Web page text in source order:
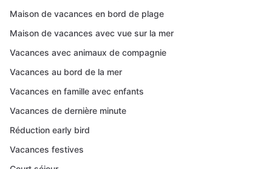
Maison de vacances en bord de plage
Maison de vacances avec vue sur la mer
Vacances avec animaux de compagnie
Vacances au bord de la mer
Vacances en famille avec enfants
Vacances de dernière minute
Réduction early bird
Vacances festives